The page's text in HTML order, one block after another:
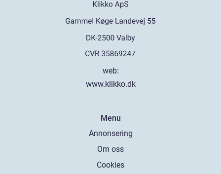
web:
www.klikko.dk
Menu
Annonsering
Om oss
Cookies